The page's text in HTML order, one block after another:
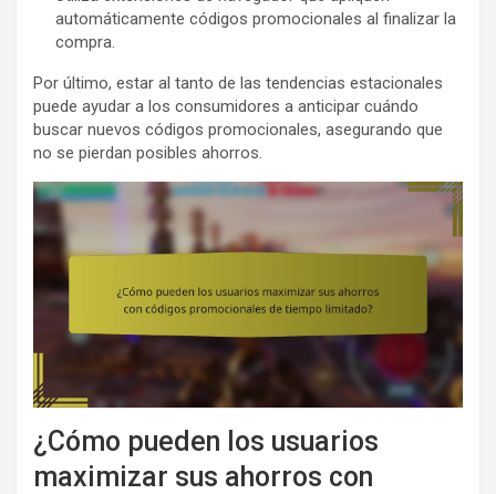
automáticamente códigos promocionales al finalizar la
compra.
Por último, estar al tanto de las tendencias estacionales
puede ayudar a los consumidores a anticipar cuándo
buscar nuevos códigos promocionales, asegurando que
no se pierdan posibles ahorros.
¿Cómo pueden los usuarios
maximizar sus ahorros con